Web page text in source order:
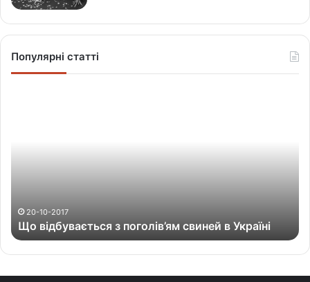
Популярні статті
т
ь
20-10-2017
Що відбувається з поголів’ям свиней в Україні